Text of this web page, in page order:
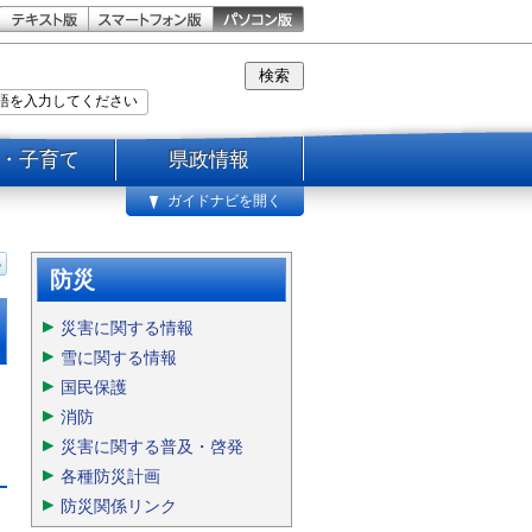
子育て 県政情報
ガイドナビを開く
防災
災害に関する情報
雪に関する情報
国民保護
消防
災害に関する普及・啓発
各種防災計画
防災関係リンク